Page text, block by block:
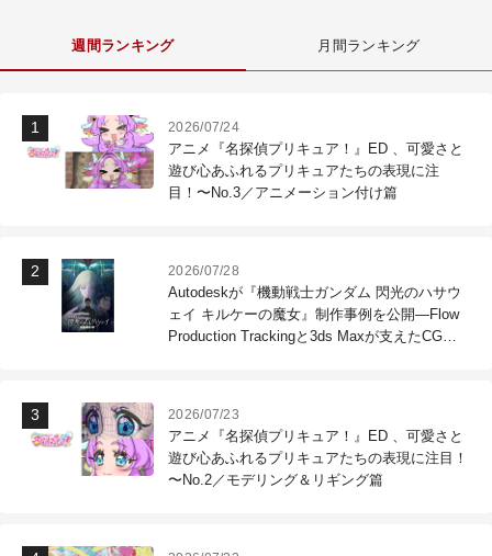
週間ランキング 月間ランキング
2026/07/24
アニメ『名探偵プリキュア！』ED 、可愛さと
遊び心あふれるプリキュアたちの表現に注
目！〜No.3／アニメーション付け篇
2026/07/28
Autodeskが『機動戦士ガンダム 閃光のハサウ
ェイ キルケーの魔女』制作事例を公開―Flow
Production Trackingと3ds Maxが支えたCG制
2026/07/23
アニメ『名探偵プリキュア！』ED 、可愛さと
遊び心あふれるプリキュアたちの表現に注目！
〜No.2／モデリング＆リギング篇